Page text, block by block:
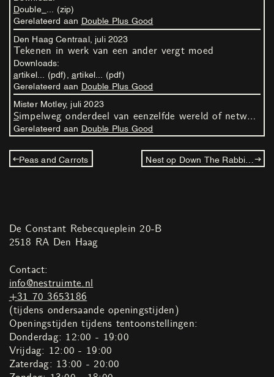
Double_... (zip)
Gerelateerd aan Double Plus Good
Den Haag Centraal, juli 2023
Tekenen in werk van een ander vergt moed
Downloads:
artikel... (pdf) artikel... (pdf)
Gerelateerd aan Double Plus Good
Mister Motley, juli 2023
Simpelweg onderdeel van eenzelfde wereld of netwerk zijn, is geen samenwerking – met Asha Karami naar Double Plus Good in Nest
Gerelateerd aan Double Plus Good
Peas and Carrots
De Constant Rebecqueplein 20-B
2518 RA Den Haag
Contact:
info@nestruimte.nl
+31 70 3653186
(tijdens ondersaande openingstijden)
Openingstijden tijdens tentoonstellingen:
Donderdag: 12:00 - 19:00
Vrijdag: 12:00 - 19:00
Zaterdag: 13:00 - 20:00